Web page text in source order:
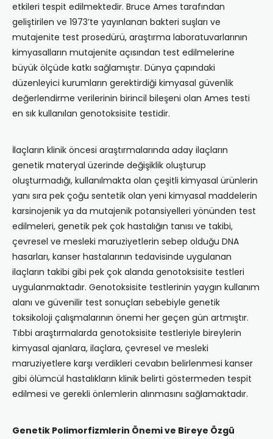
etkileri tespit edilmektedir. Bruce Ames tarafından
geliştirilen ve 1973’te yayınlanan bakteri suşları ve
mutajenite test prosedürü, araştırma laboratuvarlarının
kimyasalların mutajenite açısından test edilmelerine
büyük ölçüde katkı sağlamıştır. Dünya çapındaki
düzenleyici kurumların gerektirdiği kimyasal güvenlik
değerlendirme verilerinin birincil bileşeni olan Ames testi
en sık kullanılan genotoksisite testidir.
İlaçların klinik öncesi araştırmalarında aday ilaçların
genetik materyal üzerinde değişiklik oluşturup
oluşturmadığı, kullanılmakta olan çeşitli kimyasal ürünlerin
yanı sıra pek çoğu sentetik olan yeni kimyasal maddelerin
karsinojenik ya da mutajenik potansiyelleri yönünden test
edilmeleri, genetik pek çok hastalığın tanısı ve takibi,
çevresel ve mesleki maruziyetlerin sebep olduğu DNA
hasarları, kanser hastalarının tedavisinde uygulanan
ilaçların takibi gibi pek çok alanda genotoksisite testleri
uygulanmaktadır. Genotoksisite testlerinin yaygın kullanım
alanı ve güvenilir test sonuçları sebebiyle genetik
toksikoloji çalışmalarının önemi her geçen gün artmıştır.
Tıbbi araştırmalarda genotoksisite testleriyle bireylerin
kimyasal ajanlara, ilaçlara, çevresel ve mesleki
maruziyetlere karşı verdikleri cevabın belirlenmesi kanser
gibi ölümcül hastalıkların klinik belirti göstermeden tespit
edilmesi ve gerekli önlemlerin alınmasını sağlamaktadır.
Genetik Polimorfizmlerin Önemi ve Bireye Özgü